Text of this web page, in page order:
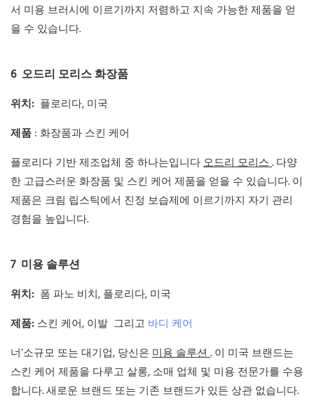
서 미용 브러시에 이르기까지 저렴하고 지속 가능한 제품을 얻
을 수 있습니다.
6 오드리 모리스 화장품
위치: 플로리다, 미국
제품 : 화장품과 스킨 케어
플로리다 기반 제조업체 중 하나는입니다오드리 모리스. 다양
한 고급스러운 화장품 및 스킨 케어 제품을 얻을 수 있습니다. 이
제품은 크림 립스틱에서 진정 보습제에 이르기까지 자기 관리
경험을 높입니다.
7 미용 솔루션
위치: 폼 파노 비치, 플로리다, 미국
제품: 스킨 케어, 이발 그리고 바디 케어
너’소규모 또는 대기업, 당신은 미용 솔루션. 이 미국 브랜드는
스킨 케어 제품을 다루고 살롱, 소매 업체 및 미용 전문가를 수용
합니다. 새로운 브랜드 또는 기존 브랜드가 있든 상관 없습니다.